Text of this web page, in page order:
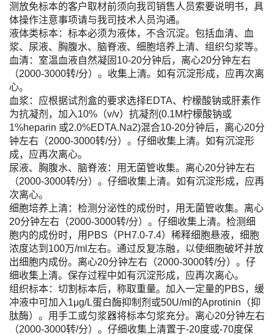
测放免标本的客户取材前须向我司销售人员索要说明书，具
体操作注意事项请与我司技术人员沟通。
液体类标本：标本必须为液体，不含沉淀。包括血清、血
浆、尿液、胸腹水、脑脊液、细胞培养上清、组织匀浆等。
血清：室温血液自然凝固10-20分钟后，离心20分钟左右
（2000-3000转/分）。收集上清。如有沉淀形成，应再次离
心。
血浆：应根据试剂盒的要求选择EDTA、柠檬酸钠或肝素作
为抗凝剂，加入10%（v/v）抗凝剂(0.1M柠檬酸钠或
1%heparin 或2.0%EDTA.Na2)混合10-20分钟后，离心20分
钟左右（2000-3000转/分）。仔细收集上清。如有沉淀形
成，应再次离心。
尿液、胸腹水、脑脊液：用无菌管收集。离心20分钟左右
（2000-3000转/分）。仔细收集上清。如有沉淀形成，应再
次离心。
细胞培养上清：检测分泌性的成份时，用无菌管收集。离心
20分钟左右（2000-3000转/分）。仔细收集上清。检测细
胞内的成份时，用PBS（PH7.0-7.4）稀释细胞悬液，细胞
浓度达到100万/ml左右。通过反复冻融，以使细胞破坏并放
出细胞内成份。离心20分钟左右（2000-3000转/分）。仔
细收集上清。保存过程中如有沉淀形成，应再次离心。
组织标本：切割标本后，称取重量。加入一定量的PBS，缓
冲液中可加入1μg/L蛋白酶抑制剂或50U/ml的Aprotinin（抑
肽酶）。用手工或匀浆器将标本匀浆充分。离心20分钟左右
（2000-3000转/分）。仔细收集上清置于-20度或-70度保